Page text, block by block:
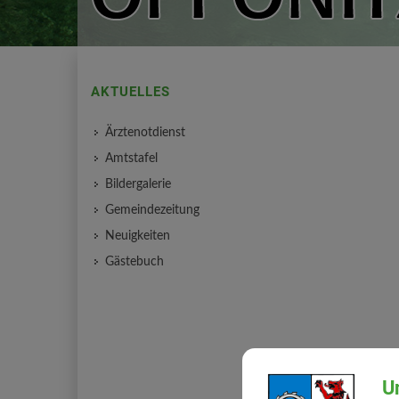
AKTUELLES
Ärztenotdienst
Amtstafel
Bildergalerie
Gemeindezeitung
Neuigkeiten
Gästebuch